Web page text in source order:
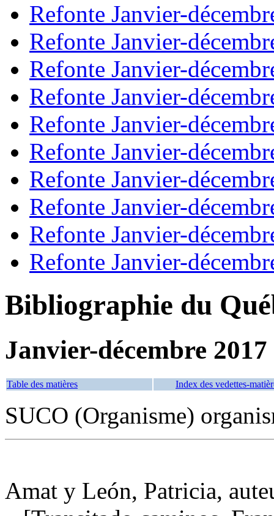
Refonte Janvier-
Refonte Janvier-
Refonte Janvier-
Refonte Janvier-
Refonte Janvier-
Refonte Janvier-
Refonte Janvier-
Refonte Janvier-
Refonte Janvier-
Refonte Janvier-
Bibliographie du
Janvier-décembre 2017
Table des matières Index des vedettes-
SUCO (Organisme)
Amat y León, Patricia,